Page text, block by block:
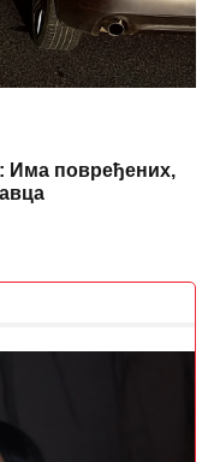
Има повређених,